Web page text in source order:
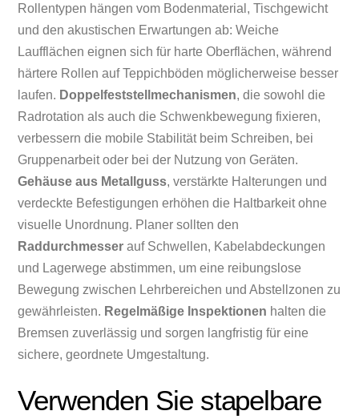
Rollentypen hängen vom Bodenmaterial, Tischgewicht
und den akustischen Erwartungen ab: Weiche
Laufflächen eignen sich für harte Oberflächen, während
härtere Rollen auf Teppichböden möglicherweise besser
laufen. Doppelfeststellmechanismen, die sowohl die
Radrotation als auch die Schwenkbewegung fixieren,
verbessern die mobile Stabilität beim Schreiben, bei
Gruppenarbeit oder bei der Nutzung von Geräten.
Gehäuse aus Metallguss, verstärkte Halterungen und
verdeckte Befestigungen erhöhen die Haltbarkeit ohne
visuelle Unordnung. Planer sollten den
Raddurchmesser auf Schwellen, Kabelabdeckungen
und Lagerwege abstimmen, um eine reibungslose
Bewegung zwischen Lehrbereichen und Abstellzonen zu
gewährleisten. Regelmäßige Inspektionen halten die
Bremsen zuverlässig und sorgen langfristig für eine
sichere, geordnete Umgestaltung.
Verwenden Sie stapelbare